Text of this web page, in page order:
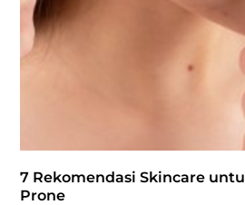
7 Rekomendasi Skincare
Prone